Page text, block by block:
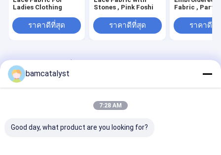
Ladies Clothing
ราคาดีที่สุด
Stones , Pink Foshi
ราคาดีที่สุด
Fabric , Party
ราคาดีที่
Desktop Site
แผนผังเว็บไซต์
Accessories Online Market. All Rights Reserved. Developed by
ECER
bamcatalyst
7:28 AM
Good day, what product are you looking for?